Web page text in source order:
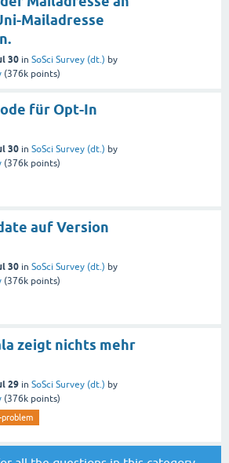
Mailadresse
30 in SoSci Survey (dt.) by
(376k points)
für Opt-In
30 in SoSci Survey (dt.) by
(376k points)
auf Version
30 in SoSci Survey (dt.) by
(376k points)
zeigt nichts mehr
29 in SoSci Survey (dt.) by
(376k points)
problem